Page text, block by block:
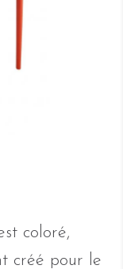
coloré,
créé pour le